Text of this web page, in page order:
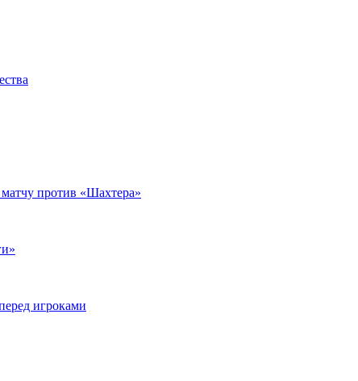
матчу против «Шахтера»
игроками